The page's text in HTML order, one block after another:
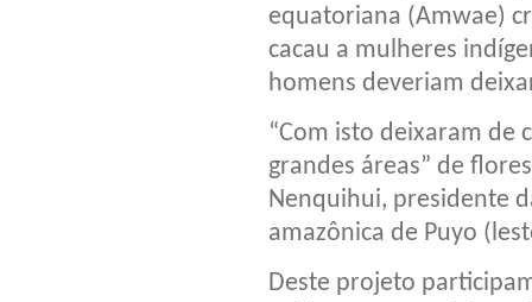
equatoriana (Amwae)
cacau a mulheres
homens deveriam
“Com isto deixaram de
grandes áreas” de
Nenquihui, presidente
amazônica de Puyo
Deste projeto